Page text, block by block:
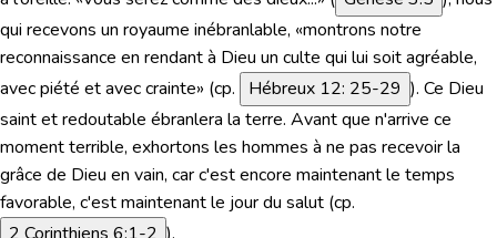
qui recevons un royaume inébranlable, «montrons notre
reconnaissance en rendant à Dieu un culte qui lui soit agréable,
avec piété et avec crainte» (cp.
Hébreux 12: 25-29 ). Ce Dieu
saint et redoutable ébranlera la terre. Avant que n'arrive ce
moment terrible, exhortons les hommes à ne pas recevoir la
grâce de Dieu en vain, car c'est encore maintenant le temps
favorable, c'est maintenant le jour du salut (cp.